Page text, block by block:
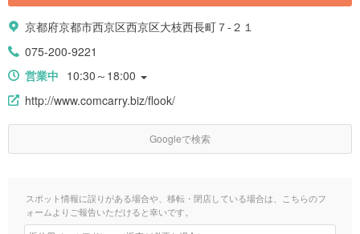
京都府京都市西京区西京区大枝西長町７-２１
075-200-9221
営業中 10:30～18:00
http://www.comcarry.biz/flook/
Googleで検索
スポット情報に誤りがある場合や、移転・閉店している場合は、こちらのフ
ォームよりご報告いただけると幸いです。